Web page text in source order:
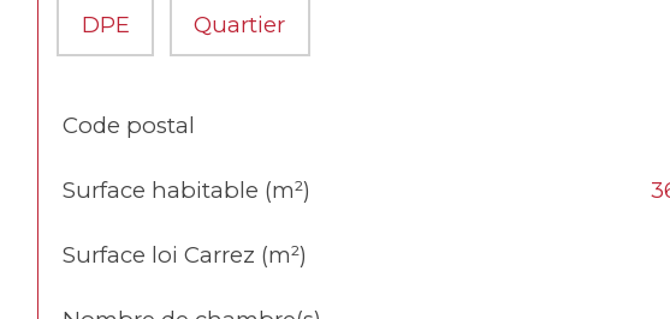
DPE Quartier
TRAD_SIROCCO_Caracteristique
Code postal
Surface habitable (m²)
Surface loi Carrez (m²)